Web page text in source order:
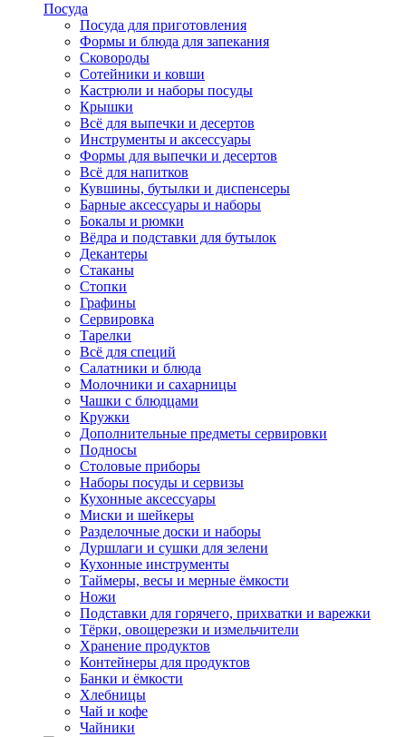
Посуда
Посуда для приготовления
Формы и блюда для запекания
Сковороды
Сотейники и ковши
Кастрюли и наборы посуды
Крышки
Всё для выпечки и десертов
Инструменты и аксессуары
Формы для выпечки и десертов
Всё для напитков
Кувшины, бутылки и диспенсеры
Барные аксессуары и наборы
Бокалы и рюмки
Вёдра и подставки для бутылок
Декантеры
Стаканы
Стопки
Графины
Сервировка
Тарелки
Всё для специй
Салатники и блюда
Молочники и сахарницы
Чашки с блюдцами
Кружки
Дополнительные предметы сервировки
Подносы
Столовые приборы
Наборы посуды и сервизы
Кухонные аксессуары
Миски и шейкеры
Разделочные доски и наборы
Дуршлаги и сушки для зелени
Кухонные инструменты
Таймеры, весы и мерные ёмкости
Ножи
Подставки для горячего, прихватки и варежки
Тёрки, овощерезки и измельчители
Хранение продуктов
Контейнеры для продуктов
Банки и ёмкости
Хлебницы
Чай и кофе
Чайники